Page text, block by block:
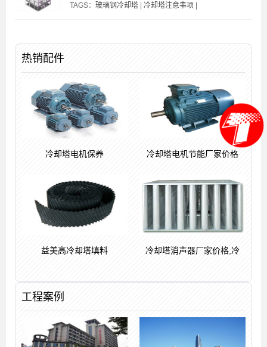
TAGS： 玻璃钢冷却塔 | 冷却塔注意事项 |
热销配件
冷却塔电机保养 冷却塔电机节能厂家价格
益美高冷却塔填料 冷却塔消声器厂家价格,冷
工程案例